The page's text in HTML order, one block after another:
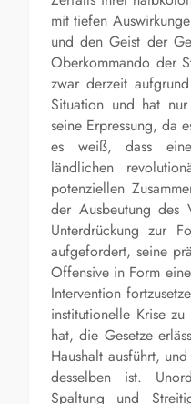
mit tiefen
und den Geist der
Oberkommando der
zwar derzeit
Situation und hat
seine Erpressung, da
es weiß, dass
ländlichen
potenziellen
der Ausbeutung des
Unterdrückung zur
aufgefordert, seine
Offensive in Form
Intervention
institutionelle Krise
hat, die Gesetze
Haushalt ausführt,
desselben ist.
Spaltung und